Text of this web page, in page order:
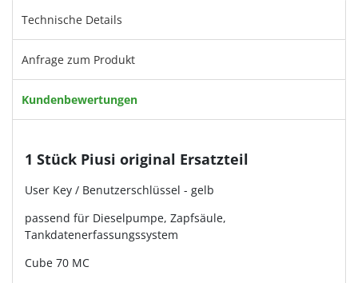
Technische Details
Anfrage zum Produkt
Kundenbewertungen
1 Stück Piusi original Ersatzteil
User Key / Benutzerschlüssel - gelb
passend für Dieselpumpe, Zapfsäule,
Tankdatenerfassungssystem
Cube 70 MC